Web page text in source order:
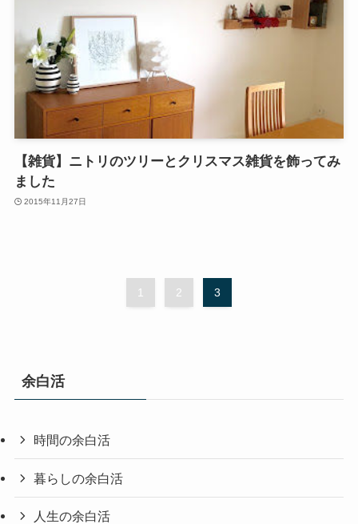
【雑貨】ニトリのツリーとクリスマス雑貨を飾ってみ
ました
2015年11月27日
1 2 3
余白活
時間の余白活
暮らしの余白活
人生の余白活